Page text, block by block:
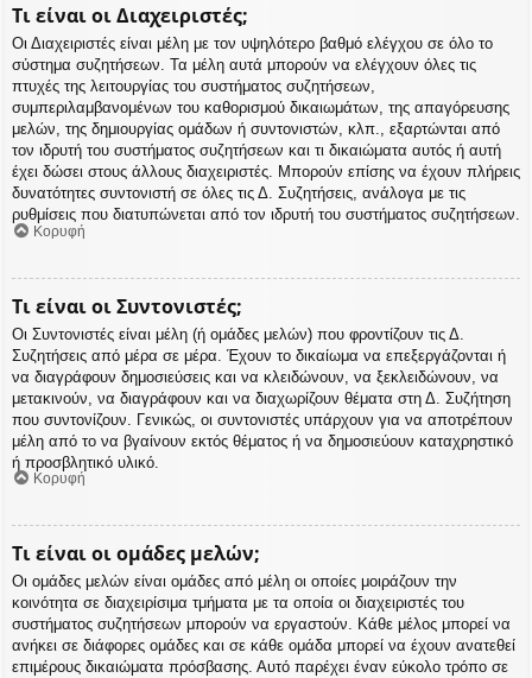
Τι είναι οι Διαχειριστές;
Οι Διαχειριστές είναι μέλη με τον υψηλότερο βαθμό ελέγχου σε όλο το
σύστημα συζητήσεων. Τα μέλη αυτά μπορούν να ελέγχουν όλες τις
πτυχές της λειτουργίας του συστήματος συζητήσεων,
συμπεριλαμβανομένων του καθορισμού δικαιωμάτων, της απαγόρευσης
μελών, της δημιουργίας ομάδων ή συντονιστών, κλπ., εξαρτώνται από
τον ιδρυτή του συστήματος συζητήσεων και τι δικαιώματα αυτός ή αυτή
έχει δώσει στους άλλους διαχειριστές. Μπορούν επίσης να έχουν πλήρεις
δυνατότητες συντονιστή σε όλες τις Δ. Συζητήσεις, ανάλογα με τις
ρυθμίσεις που διατυπώνεται από τον ιδρυτή του συστήματος συζητήσεων.
Κορυφή
Τι είναι οι Συντονιστές;
Οι Συντονιστές είναι μέλη (ή ομάδες μελών) που φροντίζουν τις Δ.
Συζητήσεις από μέρα σε μέρα. Έχουν το δικαίωμα να επεξεργάζονται ή
να διαγράφουν δημοσιεύσεις και να κλειδώνουν, να ξεκλειδώνουν, να
μετακινούν, να διαγράφουν και να διαχωρίζουν θέματα στη Δ. Συζήτηση
που συντονίζουν. Γενικώς, οι συντονιστές υπάρχουν για να αποτρέπουν
μέλη από το να βγαίνουν εκτός θέματος ή να δημοσιεύουν καταχρηστικό
ή προσβλητικό υλικό.
Κορυφή
Τι είναι οι ομάδες μελών;
Οι ομάδες μελών είναι ομάδες από μέλη οι οποίες μοιράζουν την
κοινότητα σε διαχειρίσιμα τμήματα με τα οποία οι διαχειριστές του
συστήματος συζητήσεων μπορούν να εργαστούν. Κάθε μέλος μπορεί να
ανήκει σε διάφορες ομάδες και σε κάθε ομάδα μπορεί να έχουν ανατεθεί
επιμέρους δικαιώματα πρόσβασης. Αυτό παρέχει έναν εύκολο τρόπο σε